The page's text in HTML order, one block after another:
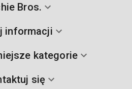
Bros.
informacji
kategorie
się